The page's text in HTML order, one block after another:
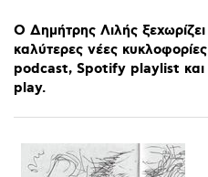
Ο Δημήτρης Λιλής ξεχωρίζει
καλύτερες νέες κυκλοφορίες
podcast, Spotify playlist και
play.